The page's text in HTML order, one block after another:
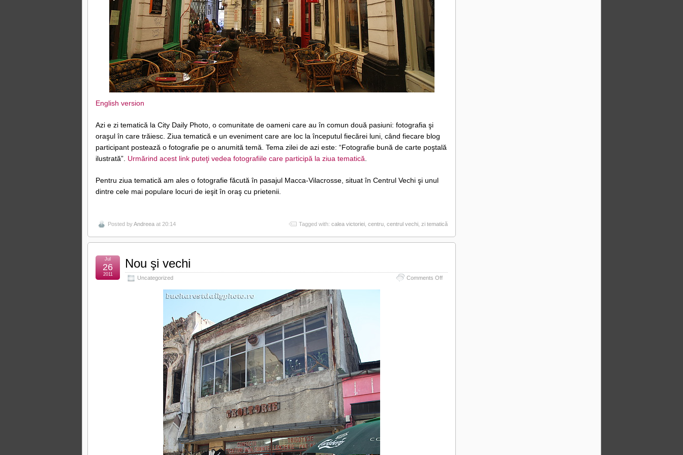
English version
Azi e zi tematică la City Daily Photo, o comunitate de oameni care au în comun două pasiuni: fotografia şi
oraşul în care trăiesc. Ziua tematică e un eveniment care are loc la începutul fiecărei luni, când fiecare blog
participant postează o fotografie pe o anumită temă. Tema zilei de azi este: “Fotografie bună de carte poştală
ilustrată”. Urmărind acest link puteţi vedea fotografiile care participă la ziua tematică
Pentru ziua tematică am ales o fotografie făcută în pasajul Macca-Vilacrosse, situat în Centrul Vechi şi unul
dintre cele mai populare locuri de ieşit în oraş cu prietenii.
Posted byAndreea at 20:14 Tagged with: calea victoriei centru centrul vechi zi tematică
Nou şi vechi
Uncategorized Comments Offon
Jul
26
2011